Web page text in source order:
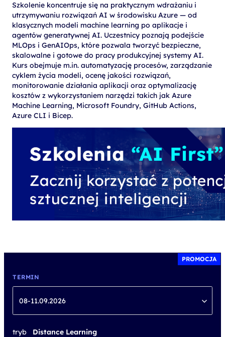
Szkolenie koncentruje się na praktycznym wdrażaniu i
utrzymywaniu rozwiązań AI w środowisku Azure — od
klasycznych modeli machine learning po aplikacje i
agentów generatywnej AI. Uczestnicy poznają podejście
MLOps i GenAIOps, które pozwala tworzyć bezpieczne,
skalowalne i gotowe do pracy produkcyjnej systemy AI.
Kurs obejmuje m.in. automatyzację procesów, zarządzanie
cyklem życia modeli, ocenę jakości rozwiązań,
monitorowanie działania aplikacji oraz optymalizację
kosztów z wykorzystaniem narzędzi takich jak Azure
Machine Learning, Microsoft Foundry, GitHub Actions,
Azure CLI i Bicep.
PROMOCJA
TERMIN
08-11.09.2026
tryb
Distance Learning